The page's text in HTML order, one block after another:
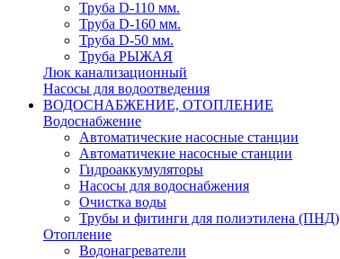
Труба D-110 мм.
Труба D-160 мм.
Труба D-50 мм.
Труба РЫЖАЯ
Люк канализационный
Насосы для водоотведения
ВОДОСНАБЖЕНИЕ, ОТОПЛЕНИЕ
Водоснабжение
Автоматичеcкие насосные станции
Автоматичекие насосные станции
Гидроаккумуляторы
Насосы для водоснабжения
Очистка воды
Трубы и фитинги для полиэтилена (ПНД)
Отопление
Водонагреватели